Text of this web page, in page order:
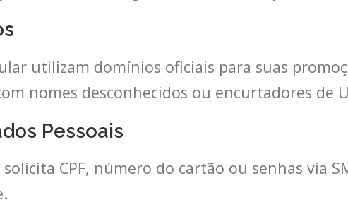
utilizam domínios oficiais para suas
nomes desconhecidos ou encurtadores de
Pessoais
CPF, número do cartão ou senhas via